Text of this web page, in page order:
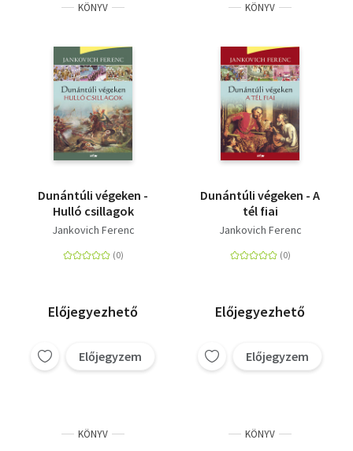
Tankönyv, segédkönyv
Társadalomtudomány
Természettudomány
Történelem
KÖNYV
Dunántúli végeken -
Hulló csillagok
Jankovich Ferenc
Előjegyezhető
Előjegyzem
KÖNYV
Dunántúli végeken - A
tél fiai
Jankovich Ferenc
Előjegyezhető
Előjegyzem
KÖNYV KÖNYV